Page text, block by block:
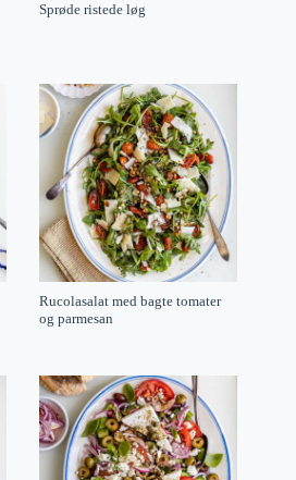
Sprøde ristede løg
Rucolasalat med bagte tomater
og parmesan